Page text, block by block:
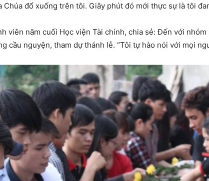
Chúa đổ xuống trên tôi. Giây phút đó mới thực sự là tôi
viên năm cuối Học viện Tài chính, chia sẻ: Đến với
cầu nguyện, tham dự thánh lễ. “Tôi tự hào nói với mọi